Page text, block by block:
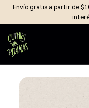
Envío gratis a partir de